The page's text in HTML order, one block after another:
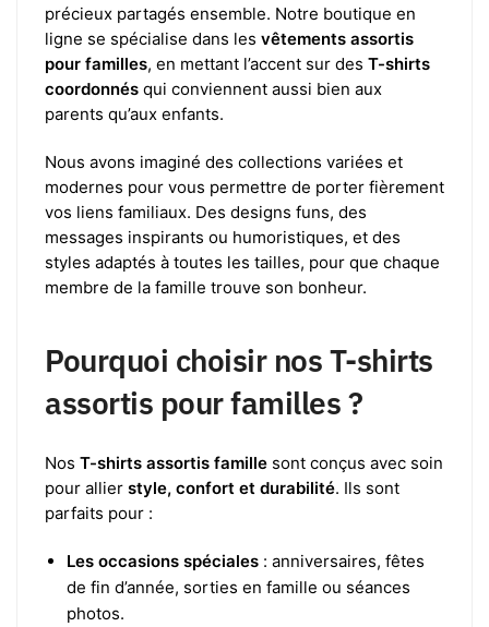
précieux partagés ensemble. Notre boutique en
ligne se spécialise dans les vêtements assortis
pour familles, en mettant l’accent sur des T-shirts
coordonnés qui conviennent aussi bien aux
parents qu’aux enfants.
Nous avons imaginé des collections variées et
modernes pour vous permettre de porter fièrement
vos liens familiaux. Des designs funs, des
messages inspirants ou humoristiques, et des
styles adaptés à toutes les tailles, pour que chaque
membre de la famille trouve son bonheur.
Pourquoi choisir nos T-shirts
assortis pour familles ?
Nos T-shirts assortis famille sont conçus avec soin
pour allier style, confort et durabilité. Ils sont
parfaits pour :
Les occasions spéciales : anniversaires, fêtes
de fin d’année, sorties en famille ou séances
photos.